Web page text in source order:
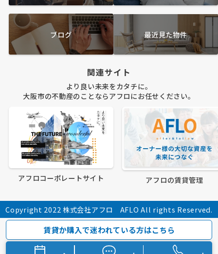
ブログ 最近見た物件
関連サイト
より良い未来をカタチに。
大阪市の不動産のことならアフロにお任せください。
アフロコーポレートサイト アフロの賃貸管理
Copyright 2022 株式会社アフロ AFLO All rights Reserved.
賃貸か購入で迷われている方はこちら